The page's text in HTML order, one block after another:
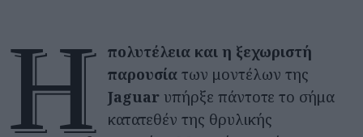
Η
πολυτέλεια και η ξεχωριστή
παρουσία των μοντέλων της
Jaguar υπήρξε πάντοτε το σήμα
κατατεθέν της θρυλικής